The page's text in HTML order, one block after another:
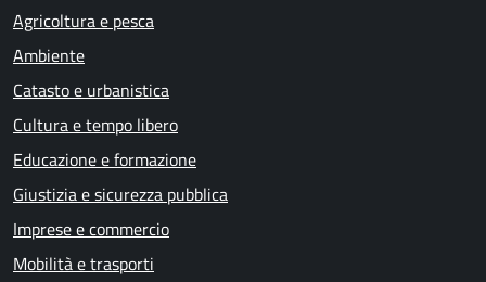
Agricoltura e pesca
Ambiente
Catasto e urbanistica
Cultura e tempo libero
Educazione e formazione
Giustizia e sicurezza pubblica
Imprese e commercio
Mobilità e trasporti